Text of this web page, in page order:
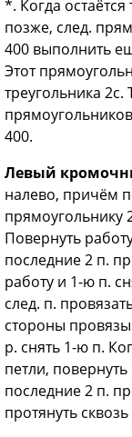
*. Когда
позже, след.
400 выполнить
Этот
треугольника
400.
Левый
налево, причём
прямоугольнику
Повернуть
последние 2 п.
работу и 1-ю п.
след. п.
стороны
р. снять 1-ю п.
петли,
последние 2 п.
протянуть